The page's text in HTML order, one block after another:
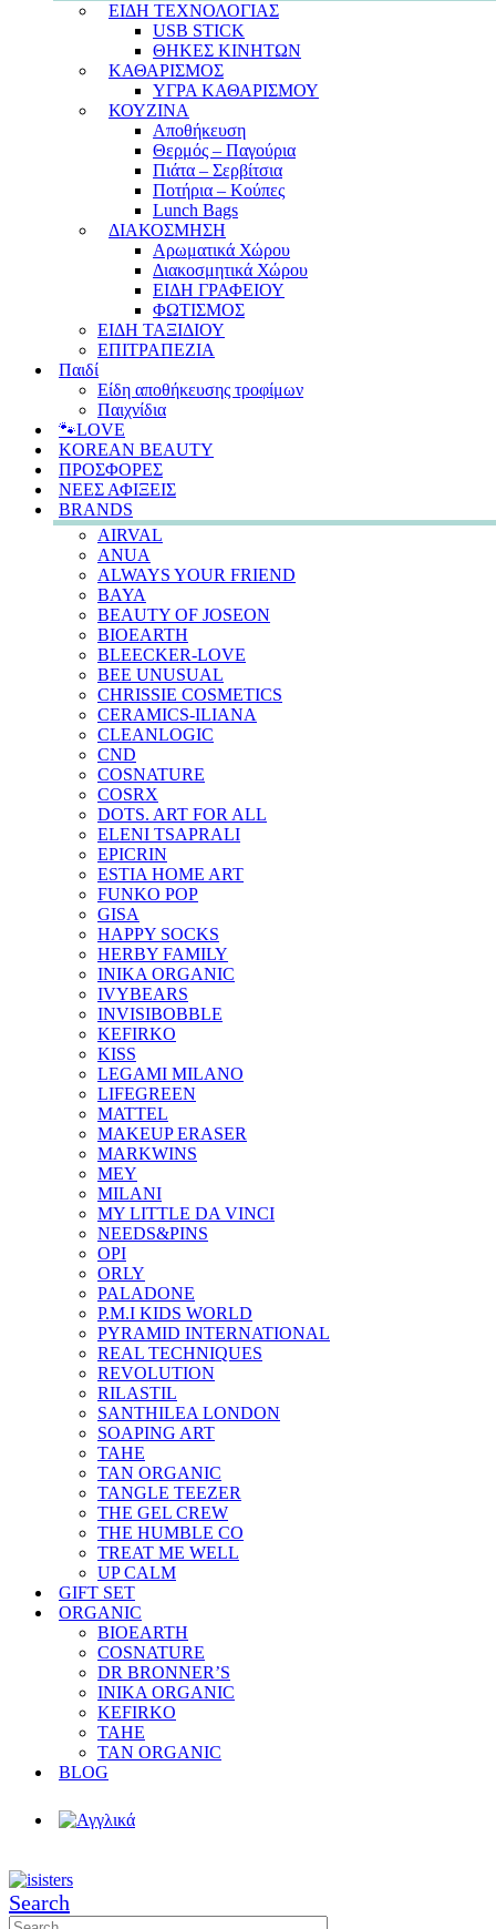
ΕΙΔΗ ΤΕΧΝΟΛΟΓΙΑΣ
USB STICK
ΘΗΚΕΣ ΚΙΝΗΤΩΝ
ΚΑΘΑΡΙΣΜΟΣ
ΥΓΡΑ ΚΑΘΑΡΙΣΜΟΥ
ΚΟΥΖΙΝΑ
Αποθήκευση
Θερμός – Παγούρια
Πιάτα – Σερβίτσια
Ποτήρια – Κούπες
Lunch Bags
ΔΙΑΚΟΣΜΗΣΗ
Αρωματικά Χώρου
Διακοσμητικά Χώρου
ΕΙΔΗ ΓΡΑΦΕΙΟΥ
ΦΩΤΙΣΜΟΣ
ΕΙΔΗ ΤΑΞΙΔΙΟΥ
ΕΠΙΤΡΑΠΕΖΙΑ
Παιδί
Είδη αποθήκευσης τροφίμων
Παιχνίδια
🐾LOVE
KOREAN BEAUTY
ΠΡΟΣΦΟΡΕΣ
ΝΕΕΣ ΑΦΙΞΕΙΣ
BRANDS
AIRVAL
ANUA
ALWAYS YOUR FRIEND
BAYA
BEAUTY OF JOSEON
BIOEARTH
BLEECKER-LOVE
BEE UNUSUAL
CHRISSIE COSMETICS
CERAMICS-ILIANA
CLEANLOGIC
CND
COSNATURE
COSRX
DOTS. ART FOR ALL
ELENI TSAPRALI
EPICRIN
ESTIA HOME ART
FUNKO POP
GISA
HAPPY SOCKS
HERBY FAMILY
INIKA ORGANIC
IVYBEARS
INVISIBOBBLE
KEFIRKO
KISS
LEGAMI MILANO
LIFEGREEN
MATTEL
MAKEUP ERASER
MARKWINS
MEY
MILANI
MY LITTLE DA VINCI
NEEDS&PINS
OPI
ORLY
PALADONE
P.M.I KIDS WORLD
PYRAMID INTERNATIONAL
REAL TECHNIQUES
REVOLUTION
RILASTIL
SANTHILEA LONDON
SOAPING ART
TAHE
TAN ORGANIC
TANGLE TEEZER
THE GEL CREW
THE HUMBLE CO
TREAT ME WELL
UP CALM
GIFT SET
ORGANIC
BIOEARTH
COSNATURE
DR BRONNER’S
INIKA ORGANIC
KEFIRKO
TAHE
TAN ORGANIC
BLOG
Search